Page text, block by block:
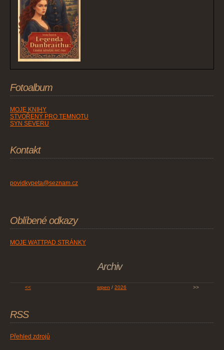
Fotoalbum
MOJE KNIHY
STVOŘENÝ PRO TEMNOTU
SYN SEVERU
Kontakt
povidkypeta@seznam.cz
Oblíbené odkazy
MOJE WATTPAD STRÁNKY
Archiv
<< srpen / 2026 >>
RSS
Přehled zdrojů